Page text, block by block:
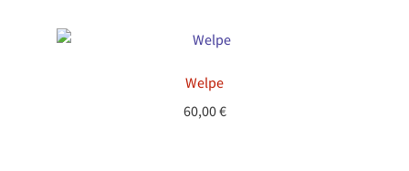
Welpe
60,00€